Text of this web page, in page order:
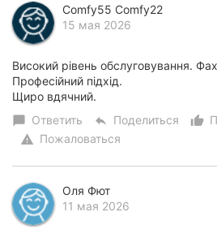
Comfy55 Comfy22
15 мая 2026
Високий рівень обслуговування.
Професійний підхід.
Щиро вдячний.
chat_bubble Ответить reply Поделиться
warning Пожаловаться
Оля Фют
11 мая 2026